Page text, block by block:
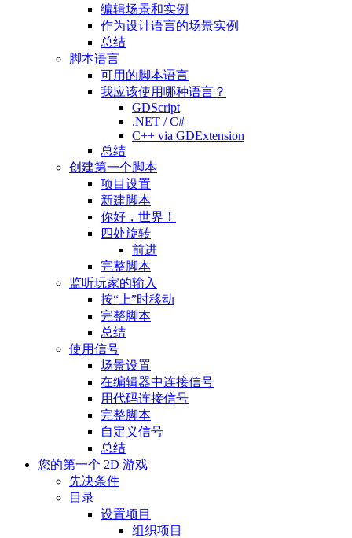
编辑场景和实例
作为设计语言的场景实例
总结
脚本语言
可用的脚本语言
我应该使用哪种语言？
GDScript
.NET / C#
C++ via GDExtension
总结
创建第一个脚本
项目设置
新建脚本
你好，世界！
四处旋转
前进
完整脚本
监听玩家的输入
按“上”时移动
完整脚本
总结
使用信号
场景设置
在编辑器中连接信号
用代码连接信号
完整脚本
自定义信号
总结
您的第一个 2D 游戏
先决条件
目录
设置项目
组织项目